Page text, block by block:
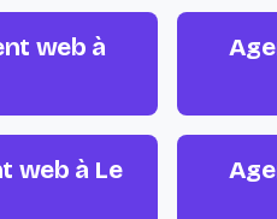
web à
web à Le